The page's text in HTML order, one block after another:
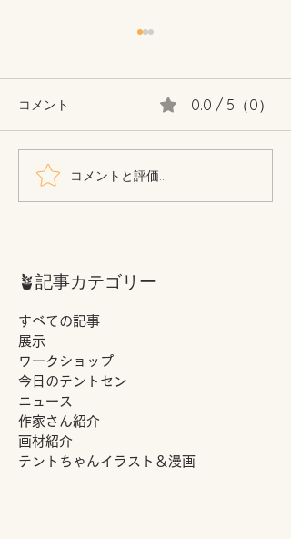
公募展『着物語り』あり
がとうございました！！
コメント 0.0 / 5（0）
コメントと評価...
🪴記事カテゴリー
すべての記事
展示
ワークショップ
今日のテントセン
ニュース
作家さん紹介
画材紹介
テントちゃんイラスト＆漫画